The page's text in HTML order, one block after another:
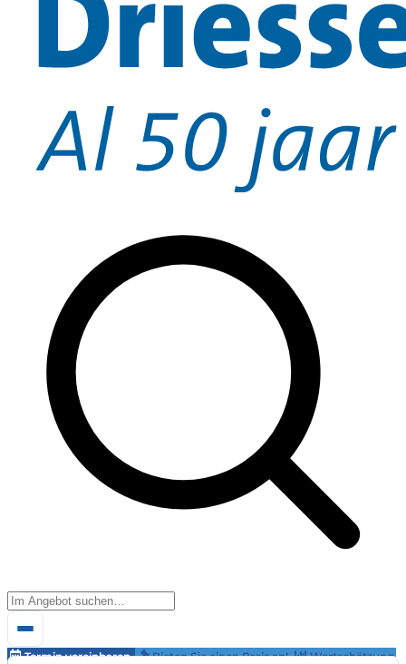
Termin vereinbaren Bieten Sie einen Preis an! Wertschätzung